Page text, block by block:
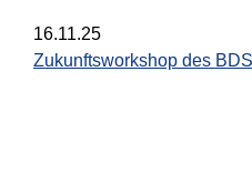
16.11.25
Zukunftsworkshop des